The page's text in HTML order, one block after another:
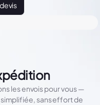
les envois pour vous —
sans effort de